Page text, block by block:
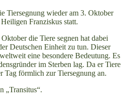
Tiersegnung wieder am 3. Oktober
Franziskus statt.
die Tiere segnen hat dabei
Deutschen Einheit zu tun. Dieser
eine besondere Bedeutung. Es
im Sterben lag. Da er Tiere
Tag förmlich zur Tiersegnung an.
„Transitus“.